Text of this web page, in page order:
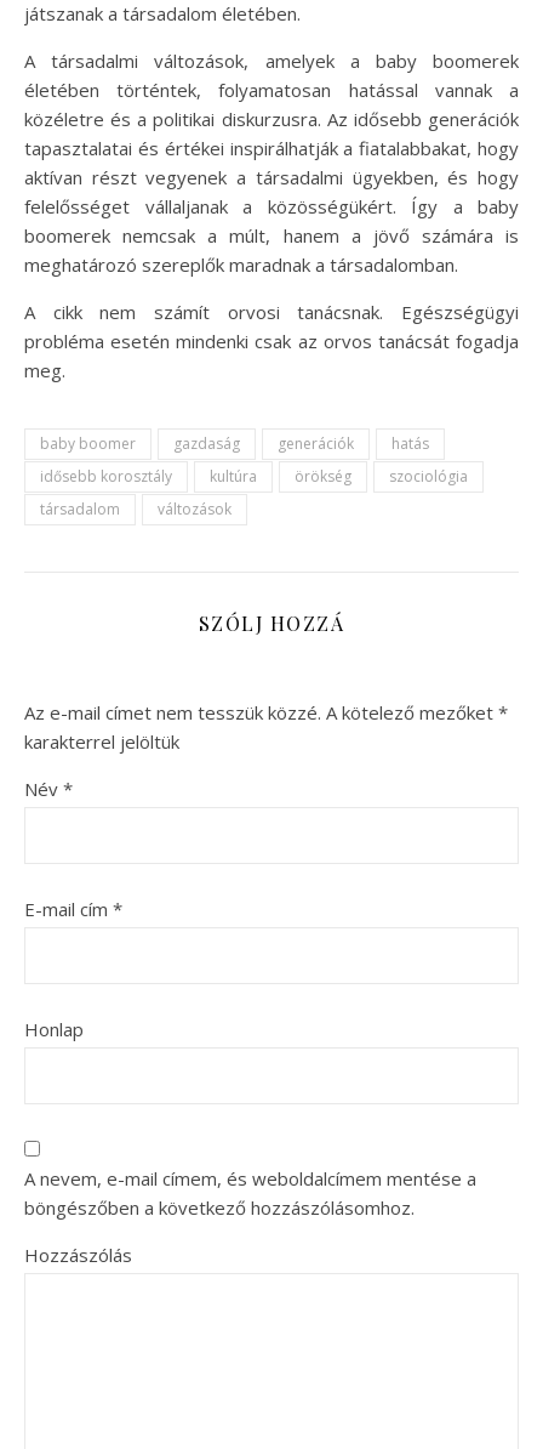
játszanak a társadalom életében.
A társadalmi változások, amelyek a baby boomerek
életében történtek, folyamatosan hatással vannak a
közéletre és a politikai diskurzusra. Az idősebb generációk
tapasztalatai és értékei inspirálhatják a fiatalabbakat, hogy
aktívan részt vegyenek a társadalmi ügyekben, és hogy
felelősséget vállaljanak a közösségükért. Így a baby
boomerek nemcsak a múlt, hanem a jövő számára is
meghatározó szereplők maradnak a társadalomban.
A cikk nem számít orvosi tanácsnak. Egészségügyi
probléma esetén mindenki csak az orvos tanácsát fogadja
meg.
baby boomer gazdaság generációk
hatás
idősebb korosztály
kultúra örökség
szociológia
társadalom
változások
SZÓLJ HOZZÁ
Az e-mail címet nem tesszük közzé. A kötelező mezőket *
karakterrel jelöltük
Név *
E-mail cím *
Honlap
A nevem, e-mail címem, és weboldalcímem mentése a
böngészőben a következő hozzászólásomhoz.
Hozzászólás